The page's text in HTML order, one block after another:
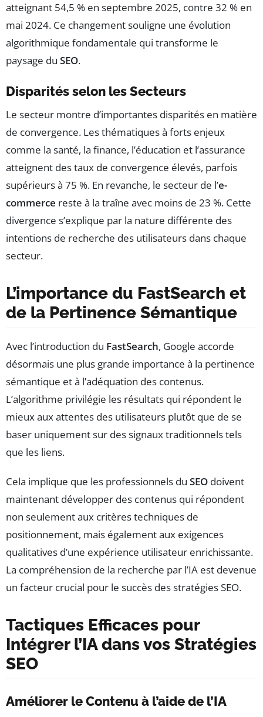
atteignant 54,5 % en septembre 2025, contre 32 % en
mai 2024. Ce changement souligne une évolution
algorithmique fondamentale qui transforme le
paysage du SEO.
Disparités selon les Secteurs
Le secteur montre d’importantes disparités en matière
de convergence. Les thématiques à forts enjeux
comme la santé, la finance, l’éducation et l’assurance
atteignent des taux de convergence élevés, parfois
supérieurs à 75 %. En revanche, le secteur de l’e-
commerce reste à la traîne avec moins de 23 %. Cette
divergence s’explique par la nature différente des
intentions de recherche des utilisateurs dans chaque
secteur.
L’importance du FastSearch et
de la Pertinence Sémantique
Avec l’introduction du FastSearch, Google accorde
désormais une plus grande importance à la pertinence
sémantique et à l’adéquation des contenus.
L’algorithme privilégie les résultats qui répondent le
mieux aux attentes des utilisateurs plutôt que de se
baser uniquement sur des signaux traditionnels tels
que les liens.
Cela implique que les professionnels du SEO doivent
maintenant développer des contenus qui répondent
non seulement aux critères techniques de
positionnement, mais également aux exigences
qualitatives d’une expérience utilisateur enrichissante.
La compréhension de la recherche par l’IA est devenue
un facteur crucial pour le succès des stratégies SEO.
Tactiques Efficaces pour
Intégrer l’IA dans vos Stratégies
SEO
Améliorer le Contenu à l’aide de l’IA